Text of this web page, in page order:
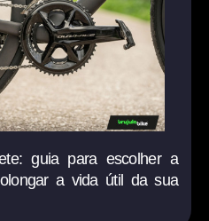
guia para escolher a
a vida útil da sua